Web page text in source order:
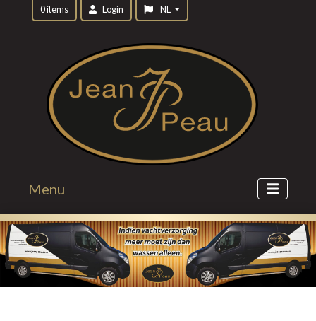
0 items Login NL
Menu